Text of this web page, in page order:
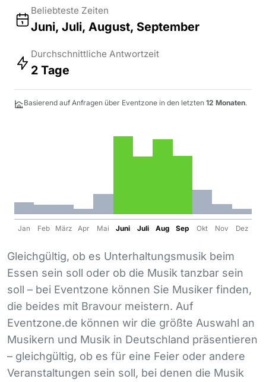
Beliebteste Zeiten
Juni, Juli, August, September
Durchschnittliche Antwortzeit
2 Tage
Basierend auf Anfragen über Eventzone in den letzten 12 Monaten.
Jan Feb März Apr Mai Juni Juli Aug Sep Okt Nov Dez
Gleichgültig, ob es Unterhaltungsmusik beim
Essen sein soll oder ob die Musik tanzbar sein
soll – bei Eventzone können Sie Musiker finden,
die beides mit Bravour meistern. Auf
Eventzone.de können wir die größte Auswahl an
Musikern und Musik in Deutschland präsentieren
– gleichgültig, ob es für eine Feier oder andere
Veranstaltungen sein soll, bei denen die Musik